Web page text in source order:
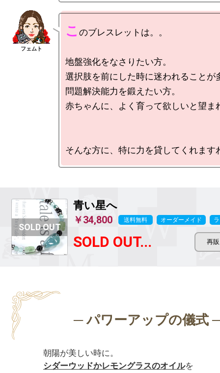
こ のブレスレットは。。
地盤強化をなさりたい方。
選択肢を前にした時に迷われることが
問題解決能力を鍛えたい方。
赤ちゃんに、よく育って欲しいと望ま
青い星へ
￥34,800 送料無料 オーダーメイド
SOLD OUT...
シダーウッドかレモングラスのオイル